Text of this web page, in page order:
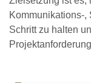
Kommunikations-,
Schritt zu halten